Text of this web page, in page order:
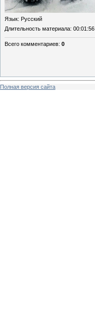
Язык: Русский
Длительность материала: 00:01:56
Всего комментариев: 0
Полная версия сайта